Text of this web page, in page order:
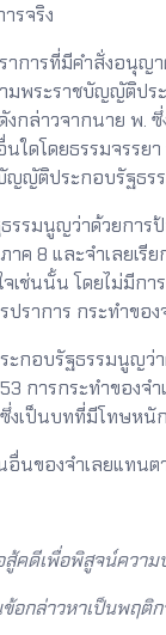
รจริง
ที่มีคำสั่งอนุญาต
พระราชบัญญัติป
งกล่าวจากนาย
โดยธรรมจรรย
บัญญัติประกอบรัฐ
ว่าด้วยการป้อง
ค 8 และจำเลยเ
ช่นนั้น โดยไม่มีก
าการ กระทำของ
รัฐธรรมนูญว่าด้ว
การกระทำขอ
งเป็นบทที่มีโทษห
ของจำเลยแทนต
คดีเพื่อพิสูจน์ความ
กล่าวหาเป็นพฤติ